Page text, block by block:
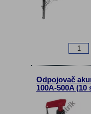
Odpojovač
100A-500A (10